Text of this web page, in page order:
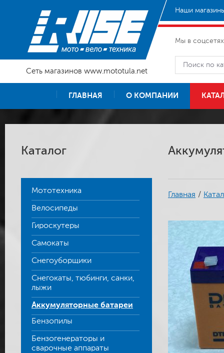
Сеть магазинов www.mototula.net
Наши
Мы в
ГЛАВНАЯ О КОМПАНИИ
Каталог
Мототехника
Велосипеды
Гироскутеры
Самокаты
Снегоуборщики
Снегокаты, тюбинги, санки,
лыжи
Аккумуляторные батареи
Бензопилы
Бензогенераторы и
сварочные аппараты
Главная /